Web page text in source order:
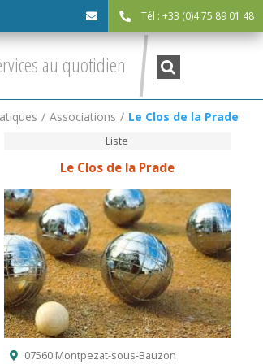
Tél : +33 (0)4 75 89 01 48
au quotidien Recherche
:
/ Associations / Le Clos de la Prade
Liste
Le Clos de la Prade
07560 Montpezat-sous-Bauzon